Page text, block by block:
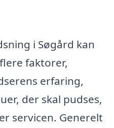
i Søgård kan
faktorer,
erfaring,
der skal pudses,
servicen. Generelt